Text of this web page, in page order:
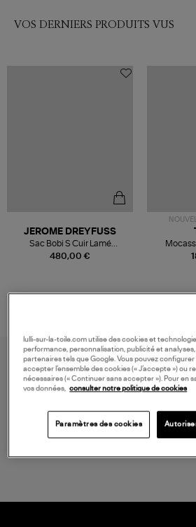
VOS DERNIERS PRODUITS VUS
480,00 €
JEROME DREYFUSS
Sac Bobi S Cuir Lamé
Champagne
lulli-sur-la-toile.com utilise des cookies et
performance, personnalisation, publicité et
partenaires tels que Google. Vous pouvez configurer
accepter l’ensemble des cookies (« J’accepte ») ou
nécessaires (« Continuer sans accepter »). Pour en
vos données, consulter notre politique de cookies
Paramètres des cookies